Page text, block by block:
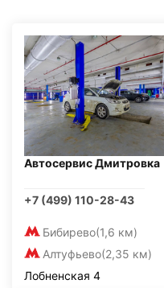
Автосервис Дмитровка
+7 (499) 110-28-43
Бибирево(1,6 км)
Алтуфьево(2,35 км)
Лобненская 4